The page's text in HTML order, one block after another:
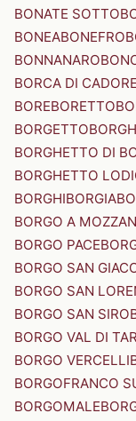
BONATE SOTTO
BONEABONEFRO
BONNANARO
BORCA DI CADORE
BOREBORETTO
BORGETTO
BORGHETTO DI
BORGHETTO
BORGHIBORGIA
BORGO A
BORGO PACE
BORGO SAN
BORGO SAN
BORGO SAN SIRO
BORGO VAL DI
BORGO VERCELLI
BORGOFRANCO
BORGOMALE